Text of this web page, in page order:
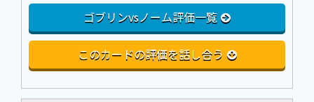
ゴブリンvsノーム評価一覧
このカードの評価を話し合う